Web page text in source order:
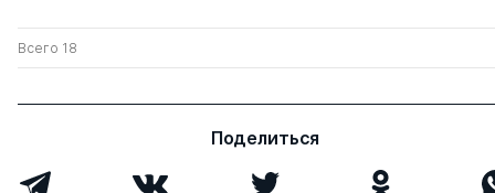
Всего 18
Поделиться